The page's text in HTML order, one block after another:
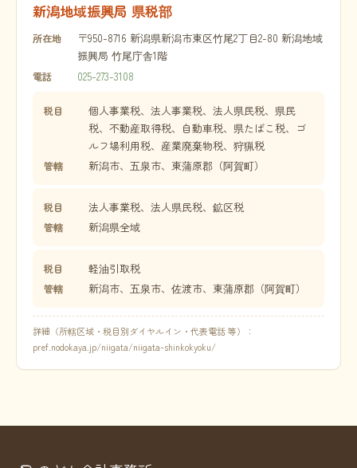
新潟地域振興局 県税部
所在地
〒950-8716 新潟県新潟市東区竹尾2丁目2-80 新潟地域
振興局 竹尾庁舎1階
電話 025-273-3108
税目
個人事業税、法人事業税、法人県民税、県民
税、不動産取得税、自動車税、県たばこ税、ゴ
ルフ場利用税、産業廃棄物税、狩猟税
管轄 新潟市、五泉市、東蒲原郡（阿賀町）
税目 法人事業税、法人県民税、鉱区税
管轄 新潟県全域
税目 軽油引取税
管轄 新潟市、五泉市、佐渡市、東蒲原郡（阿賀町）
詳細（所轄区域・税目別ダイヤルイン・代表電話 等）：
pref.nodokaya.jp/niigata/niigata-shinkokyoku/